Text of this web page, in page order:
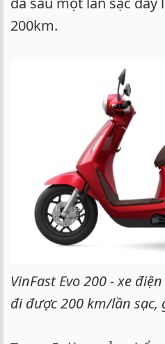
200km.
VinFast Evo 200 - xe
đi được 200 km/lần